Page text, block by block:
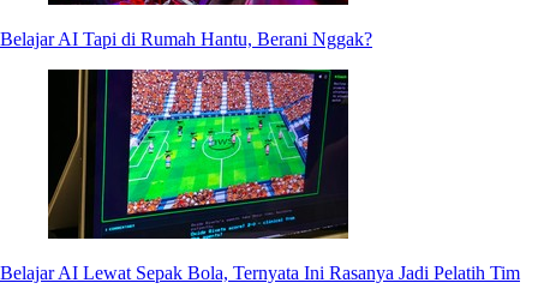
Belajar AI Tapi di Rumah Hantu, Berani Nggak?
Belajar AI Lewat Sepak Bola, Ternyata Ini Rasanya Jadi Pelatih Tim